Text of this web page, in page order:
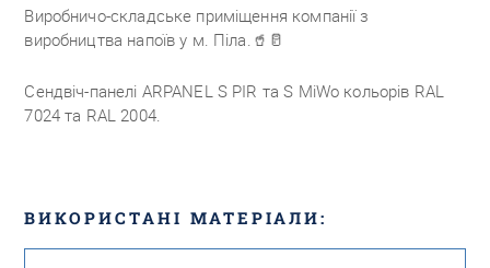
Виробничо-складське приміщення компанії з
виробництва напоїв у м. Піла. 🥤🥛
Сендвіч-панелі ARPANEL S PIR та S MiWo кольорів RAL
7024 та RAL 2004.
ВИКОРИСТАНІ МАТЕРІАЛИ: